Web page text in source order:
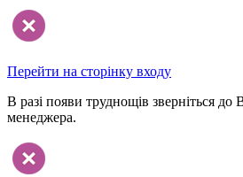
Перейти на сторінку входу
В разі появи труднощів зверніться
менеджера.